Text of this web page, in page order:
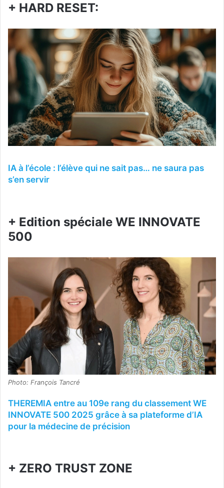
+ HARD RESET:
IA à l’école : l’élève qui ne sait pas… ne saura pas
s’en servir
+ Edition spéciale WE INNOVATE
500
Photo: François Tancré
THEREMIA entre au 109e rang du classement WE
INNOVATE 500 2025 grâce à sa plateforme d’IA
pour la médecine de précision
+ ZERO TRUST ZONE